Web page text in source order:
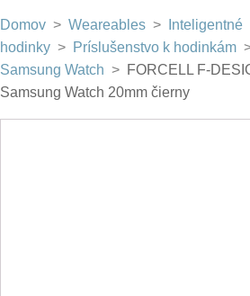
Domov > Weareables >
Inteligentné
hodinky > Príslušenstvo k hodinkám
Samsung Watch > FORCELL F-
Samsung Watch 20mm čierny